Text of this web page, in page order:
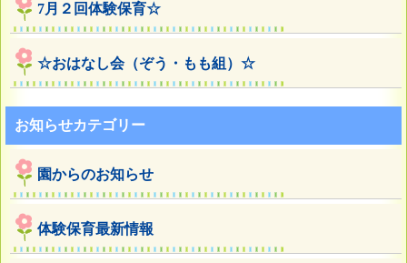
7月２回体験保育☆
☆おはなし会（ぞう・もも組）☆
お知らせカテゴリー
園からのお知らせ
体験保育最新情報